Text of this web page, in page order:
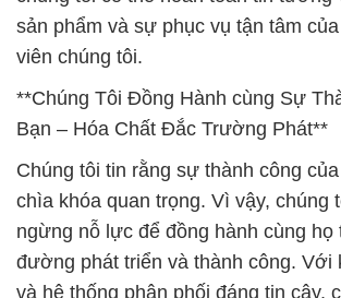
sản phẩm và sự phục vụ tận tâm
viên chúng tôi.
**Chúng Tôi Đồng Hành cùng Sự
Bạn – Hóa Chất Đắc Trường Phát**
Chúng tôi tin rằng sự thành công
chìa khóa quan trọng. Vì vậy, chúng
ngừng nỗ lực để đồng hành cùng họ
đường phát triển và thành công. Với
và hệ thống phân phối đáng tin cậy,